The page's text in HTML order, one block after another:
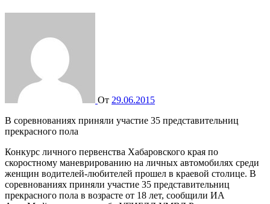
От 29.06.2015
В соревнованиях приняли участие 35 представительниц
прекрасного пола
Конкурс личного первенства Хабаровского края по
скоростному маневрированию на личных автомобилях среди
женщин водителей-любителей прошел в краевой столице. В
соревнованиях приняли участие 35 представительниц
прекрасного пола в возрасте от 18 лет, сообщили ИА